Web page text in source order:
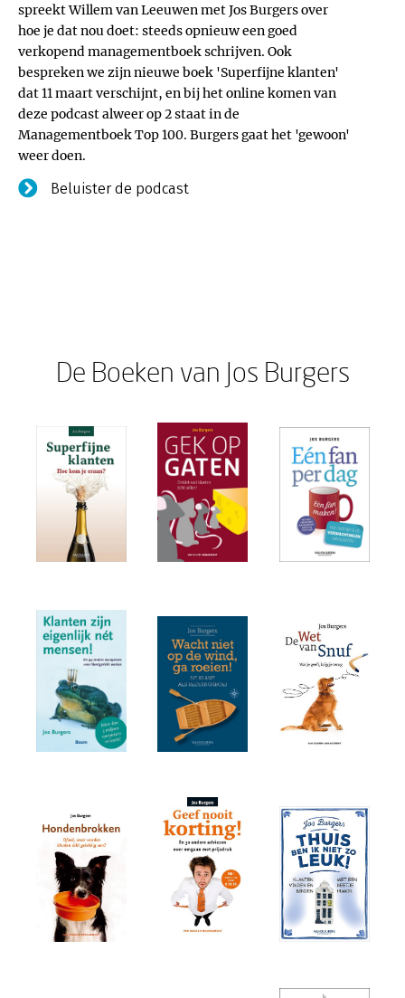
spreekt Willem van Leeuwen met Jos Burgers over
hoe je dat nou doet: steeds opnieuw een goed
verkopend managementboek schrijven. Ook
bespreken we zijn nieuwe boek 'Superfijne klanten'
dat 11 maart verschijnt, en bij het online komen van
deze podcast alweer op 2 staat in de
Managementboek Top 100. Burgers gaat het 'gewoon'
weer doen.
Beluister de podcast
De Boeken van Jos Burgers